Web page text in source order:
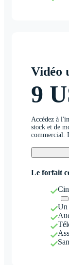
Vidéo
9
Accédez à
stock et de
commercial.
Le forfait
Un